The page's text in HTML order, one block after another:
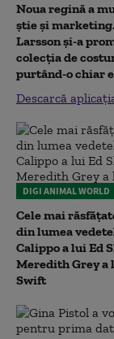
Noua regină a
știe și
Larsson și-a
colecția de
purtând-o chiar
Descarcă
DIGI ANIMAL WORLD
Cele mai
din lumea
Calippo a lui Ed
Meredith Grey a
Swift